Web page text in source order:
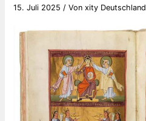
15. Juli 2025 / Vonxity Deutschland